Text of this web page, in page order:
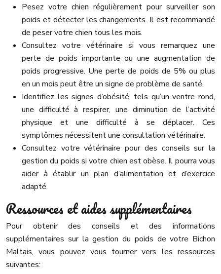
Pesez votre chien régulièrement pour surveiller son
poids et détecter les changements. Il est recommandé
de peser votre chien tous les mois.
Consultez votre vétérinaire si vous remarquez une
perte de poids importante ou une augmentation de
poids progressive. Une perte de poids de 5% ou plus
en un mois peut être un signe de problème de santé.
Identifiez les signes d’obésité, tels qu’un ventre rond,
une difficulté à respirer, une diminution de l’activité
physique et une difficulté à se déplacer. Ces
symptômes nécessitent une consultation vétérinaire.
Consultez votre vétérinaire pour des conseils sur la
gestion du poids si votre chien est obèse. Il pourra vous
aider à établir un plan d’alimentation et d’exercice
adapté.
Ressources et aides supplémentaires
Pour obtenir des conseils et des informations
supplémentaires sur la gestion du poids de votre Bichon
Maltais, vous pouvez vous tourner vers les ressources
suivantes: